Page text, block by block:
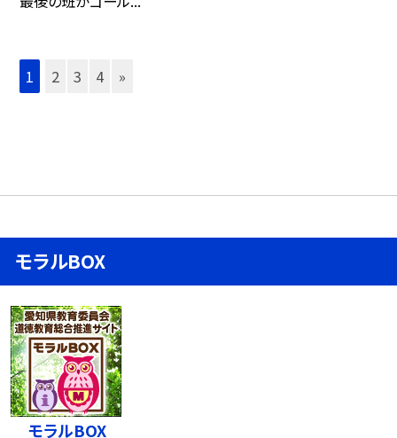
1 2 3 4 »
モラルBOX
モラルBOX